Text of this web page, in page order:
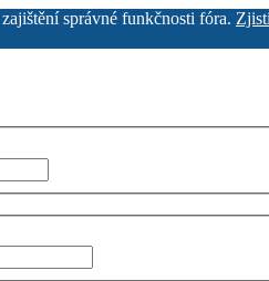
správné funkčnosti fóra.